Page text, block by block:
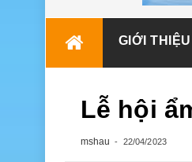
GIỚI THIỆU
Lễ hội
mshau 22/04/2023